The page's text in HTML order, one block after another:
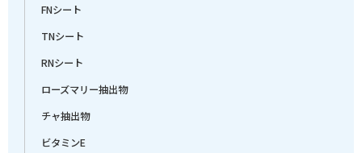
FNシート
TNシート
RNシート
ローズマリー抽出物
チャ抽出物
ビタミンE